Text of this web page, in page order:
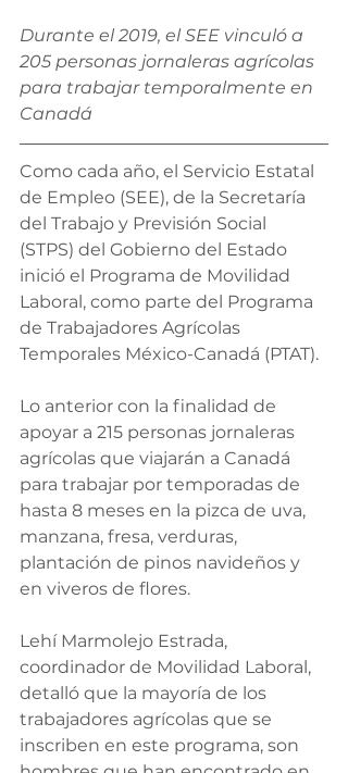
Durante el 2019, el SEE vinculó a
205 personas jornaleras agrícolas
para trabajar temporalmente en
Canadá
Como cada año, el Servicio Estatal
de Empleo (SEE), de la Secretaría
del Trabajo y Previsión Social
(STPS) del Gobierno del Estado
inició el Programa de Movilidad
Laboral, como parte del Programa
de Trabajadores Agrícolas
Temporales México-Canadá (PTAT).
Lo anterior con la finalidad de
apoyar a 215 personas jornaleras
agrícolas que viajarán a Canadá
para trabajar por temporadas de
hasta 8 meses en la pizca de uva,
manzana, fresa, verduras,
plantación de pinos navideños y
en viveros de flores.
Lehí Marmolejo Estrada,
coordinador de Movilidad Laboral,
detalló que la mayoría de los
trabajadores agrícolas que se
inscriben en este programa, son